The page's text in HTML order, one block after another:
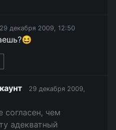
29 декабря 2009, 12:50
29 декабря 2009,
согласен, чем
адекватный